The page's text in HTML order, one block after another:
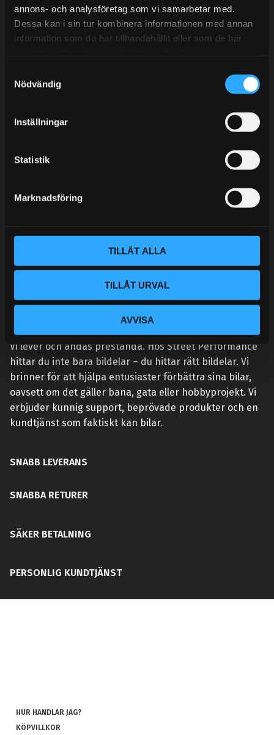
annons- och analysföretag som vi samarbetar med.
Dessa kan i sin tur kombinera informationen med annan
information som du har tillhandahållit eller som de har
Nödvändig
Inställningar
Statistik
Marknadsföring
TILLÅT ALLA
TILLÅT URVAL
AVVISA
KONTAKTA OSS
MINA SIDOR
VÅR AFFÄRSIDÉ ÄR ENKEL:
Vi lever och andas prestanda. Hos Street Performance
hittar du inte bara bildelar – du hittar rätt bildelar. Vi
brinner för att hjälpa entusiaster förbättra sina bilar,
oavsett om det gäller bana, gata eller hobbyprojekt. Vi
erbjuder kunnig support, beprövade produkter och en
kundtjänst som faktiskt kan bilar.
SNABB LEVERANS
SNABBA RETURER
SÄKER BETALNING
PERSONLIG KUNDTJÄNST
HUR HANDLAR JAG?
KÖPVILLKOR